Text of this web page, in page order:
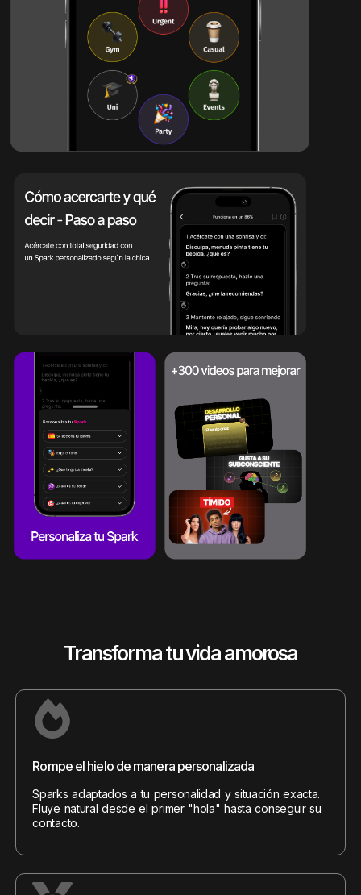
Transforma tu vida amorosa
Rompe el hielo de manera personalizada
Sparks adaptados a tu personalidad y situación exacta.
Fluye natural desde el primer "hola" hasta conseguir su
contacto.